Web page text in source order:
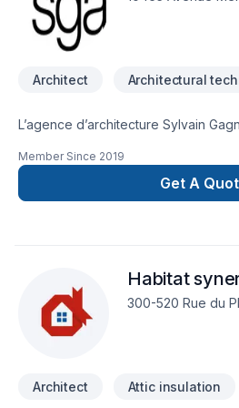
créative et rigoureuse, Paroxysme
lieux durables, élégants et
Architect Architectural
L’agence d’architecture Sylvain
construction neuve. Architecture
commerciale et industrielle.
design d’intérieur.
Member Since 2019
Get A
Habitat
300-520 Rue du
Architect Attic insulation